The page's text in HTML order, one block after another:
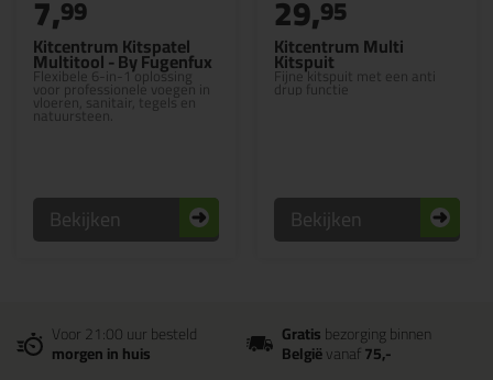
Kitcentrum Kitspatel
Multitool - By Fugenfux
Flexibele 6-in-1 oplossing
voor professionele voegen in
vloeren, sanitair, tegels en
natuursteen.
7,99
Bekijken
Kitcentrum Multi
Kitspuit
Fijne kitspuit met een anti
drup functie
29,95
Bekijken
Voor 21:00 uur besteld
morgen in huis
Gratisbezorging binnen
Belgiëvanaf75,-